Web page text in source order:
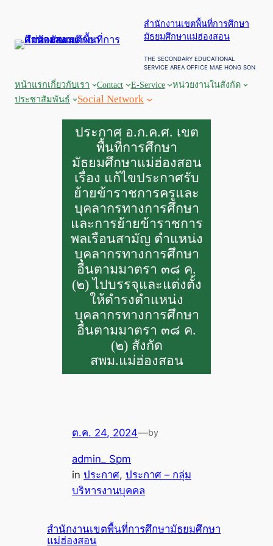
สำนักงานเขตพื้นที่การศึกษา
มัธยมศึกษาแม่ฮ่องสอน
THE SECONDARY EDUCATIONAL
SERVICE AREA OFFICE MAE HONG SON
หน้าแรกเกี่ยวกับเรา Contact E-Service
หน่วยงานในสังกัด
ประชาสัมพันธ์
Social Network
ประกาศ อ.ก.ค.ศ. เขต
พื้นที่การศึกษา
มัธยมศึกษาแม่ฮ่องสอน
เรื่อง แก้ไขประกาศรับ
ย้ายข้าราชการครูและ
บุคลากรทางการศึกษา
และการย้ายข้าราชการ
พลเรือนสามัญ ตำแหน่ง
บุคลากรทางการศึกษา
อื่นตามมาตรา ๓๘ ค.
(๒) ไปบรรจุและแต่งตั้ง
ให้ดำรงตำแหน่ง
บุคลากรทางการศึกษา
อื่นตามมาตรา ๓๘ ค.
(๒) สังกัด
สพม.แม่ฮ่องสอน
ต.ค. 24, 2024—by
admin_ Spm
inประกาศ, ประกาศ – กลุ่ม
บริหารงานบุคคล
สำนักงานเขตพื้นที่การศึกษามัธยมศึกษา
แม่ฮ่องสอน